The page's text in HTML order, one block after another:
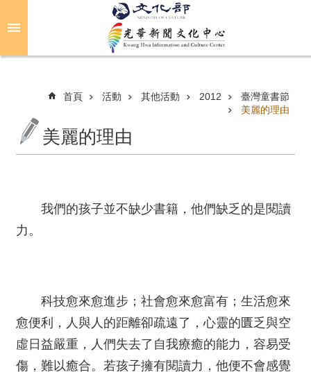
關
於
活
動
薦
聞
首頁 活動 其他活動 2012
臺灣童書節
美麗的理由
美麗的理由
我們的孩子並不缺少書籍，他們缺乏的是閱讀
力。
科技愈來愈進步；社會愈來愈富有；生活愈來
愈便利，人與人的距離卻疏遠了，心靈的匱乏與空
虛日益嚴重，人們失去了自我療癒的能力，容易受
傷，難以癒合。若孩子擁有閱讀力，他便不會感覺